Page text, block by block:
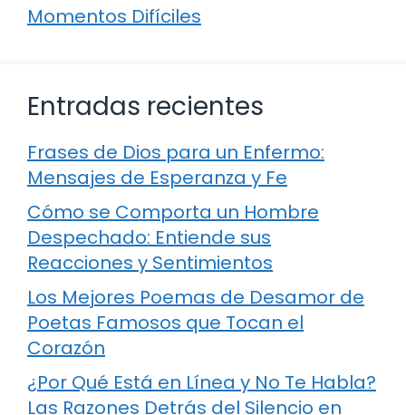
Momentos Difíciles
Entradas recientes
Frases de Dios para un Enfermo:
Mensajes de Esperanza y Fe
Cómo se Comporta un Hombre
Despechado: Entiende sus
Reacciones y Sentimientos
Los Mejores Poemas de Desamor de
Poetas Famosos que Tocan el
Corazón
¿Por Qué Está en Línea y No Te Habla?
Las Razones Detrás del Silencio en